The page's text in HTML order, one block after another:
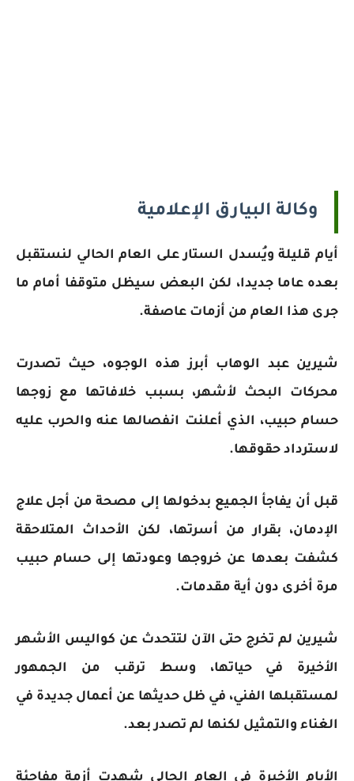
وكالة البيارق الإعلامية
أيام قليلة ويُسدل الستار على العام الحالي لنستقبل
بعده عاما جديدا، لكن البعض سيظل متوقفا أمام ما
جرى هذا العام من أزمات عاصفة.
شيرين عبد الوهاب أبرز هذه الوجوه، حيث تصدرت
محركات البحث لأشهر، بسبب خلافاتها مع زوجها
حسام حبيب، الذي أعلنت انفصالها عنه والحرب عليه
لاسترداد حقوقها.
قبل أن يفاجأ الجميع بدخولها إلى مصحة من أجل علاج
الإدمان، بقرار من أسرتها، لكن الأحداث المتلاحقة
كشفت بعدها عن خروجها وعودتها إلى حسام حبيب
مرة أخرى دون أية مقدمات.
شيرين لم تخرج حتى الآن لتتحدث عن كواليس الأشهر
الأخيرة في حياتها، وسط ترقب من الجمهور
لمستقبلها الفني، في ظل حديثها عن أعمال جديدة في
الغناء والتمثيل لكنها لم تصدر بعد.
الأيام الأخيرة في العام الحالي شهدت أزمة مفاجئة